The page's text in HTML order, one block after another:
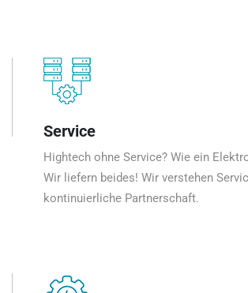
Service
Hightech ohne Service? Wie ein
Wir liefern beides! Wir verstehen
kontinuierliche Partnerschaft.